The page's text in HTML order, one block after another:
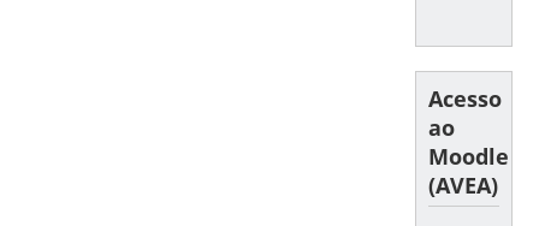
Acesso
ao
Moodle
(AVEA)